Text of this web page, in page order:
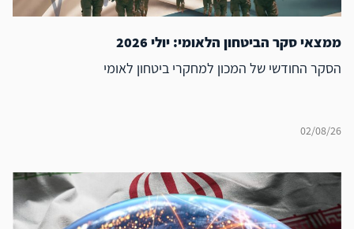
ממצאי סקר הביטחון הלאומי: יולי 2026
הסקר החודשי של המכון למחקרי ביטחון לאומי
02/08/26